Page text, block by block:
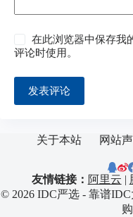
在此浏览器中保存我
评论时使用。
发表评论
关于本站 网站
友情链接： 阿里云 |
© 2026 IDC严选 - 靠谱